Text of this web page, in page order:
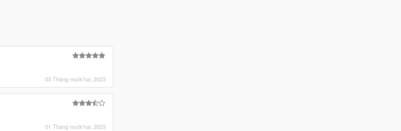
03 Tháng mười hai, 2023
01 Tháng mười hai, 2023